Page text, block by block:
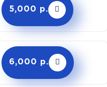
5,000 р.
6,000 р.